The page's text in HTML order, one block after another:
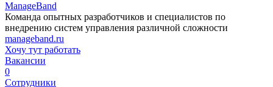
ManageBand
Команда опытных разработчиков и специалистов по
внедрению систем управления различной сложности
manageband.ru
Хочу тут работать
Вакансии
0
Сотрудники